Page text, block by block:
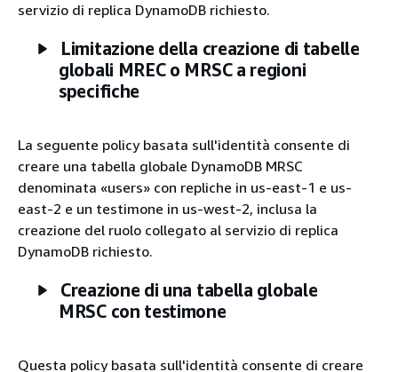
servizio di replica DynamoDB richiesto.
Limitazione della creazione di tabelle
globali MREC o MRSC a regioni
specifiche
La seguente policy basata sull'identità consente di
creare una tabella globale DynamoDB MRSC
denominata «users» con repliche in us-east-1 e us-
east-2 e un testimone in us-west-2, inclusa la
creazione del ruolo collegato al servizio di replica
DynamoDB richiesto.
Creazione di una tabella globale
MRSC con testimone
Questa policy basata sull'identità consente di creare